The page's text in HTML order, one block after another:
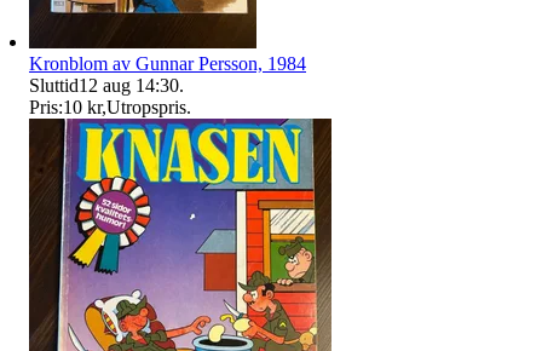
Kronblom av Gunnar Persson, 1984
Sluttid12 aug 14:30.
Pris:10 kr,Utropspris.